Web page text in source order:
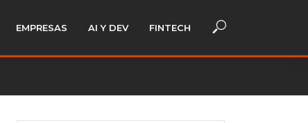
EMPRESAS AI Y DEV FINTECH